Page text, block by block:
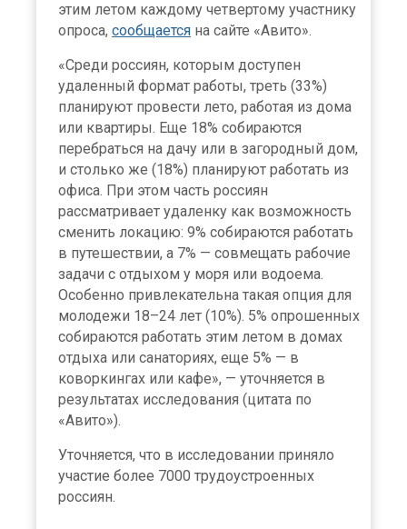
этим летом каждому четвертому участнику
опроса, сообщается на сайте «Авито».
«Среди россиян, которым доступен
удаленный формат работы, треть (33%)
планируют провести лето, работая из дома
или квартиры. Еще 18% собираются
перебраться на дачу или в загородный дом,
и столько же (18%) планируют работать из
офиса. При этом часть россиян
рассматривает удаленку как возможность
сменить локацию: 9% собираются работать
в путешествии, а 7% — совмещать рабочие
задачи с отдыхом у моря или водоема.
Особенно привлекательна такая опция для
молодежи 18–24 лет (10%). 5% опрошенных
собираются работать этим летом в домах
отдыха или санаториях, еще 5% — в
коворкингах или кафе», — уточняется в
результатах исследования (цитата по
«Авито»).
Уточняется, что в исследовании приняло
участие более 7000 трудоустроенных
россиян.